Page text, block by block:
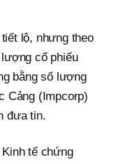
lộ, nhưng theo
cổ phiếu
bằng số lượng
Cảng (Impcorp)
đưa tin.
tế chứng